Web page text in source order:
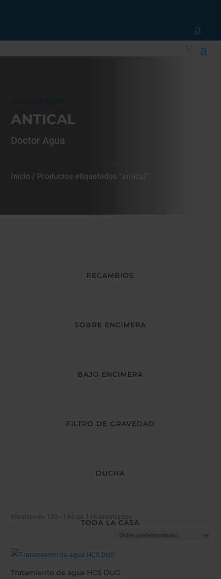
ANTICAL
Doctor Agua
Inicio / Productos etiquetados “antical”
RECAMBIOS
SOBRE ENCIMERA
BAJO ENCIMERA
FILTRO DE GRAVEDAD
DUCHA
TODA LA CASA
Tratamiento de agua HCS DUO